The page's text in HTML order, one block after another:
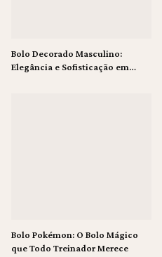
Bolo Decorado Masculino:
Elegância e Sofisticação em
Bolo Pokémon: O Bolo Mágico
que Todo Treinador Merece